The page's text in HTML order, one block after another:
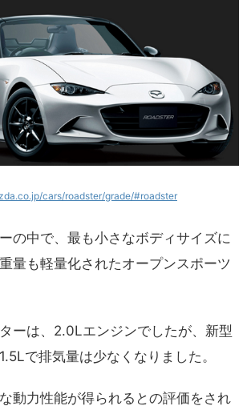
cars/roadster/grade/#roadster
の中で、最も小さなボディサイズに
量も軽量化されたオープンスポーツ
ーは、2.0Lエンジンでしたが、新型
で排気量は少なくなりました。
動力性能が得られるとの評価をされ